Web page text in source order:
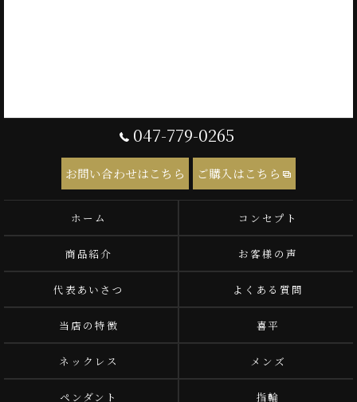
047-779-0265
お問い合わせはこちら ご購入はこちら
ホーム コンセプト
商品紹介 お客様の声
代表あいさつ よくある質問
当店の特徴 喜平
ネックレス メンズ
ペンダント 指輪